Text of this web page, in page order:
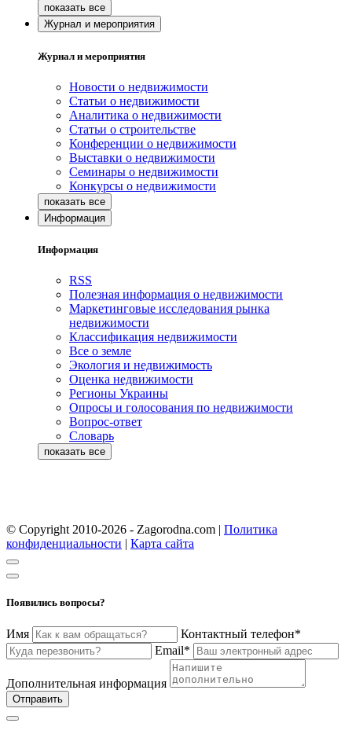
Журнал и мероприятия
Журнал и мероприятия
Новости о недвижимости
Статьи о недвижимости
Аналитика о недвижимости
Статьи о строительстве
Конференции о недвижимости
Выставки о недвижимости
Семинары о недвижимости
Конкурсы о недвижимости
Информация
Информация
RSS
Полезная информация о недвижимости
Маркетинговые исследования рынка
недвижимости
Классификация недвижимости
Все о земле
Экология и недвижимость
Оценка недвижимости
Регионы Украины
Опросы и голосования по недвижимости
Вопрос-ответ
Словарь
© Copyright 2010-2026 - Zagorodna.com | Политика
конфиденциальности | Карта сайта
Появились вопросы?
Имя
Контактный телефон*
Email*
Дополнительная информация
Отправить